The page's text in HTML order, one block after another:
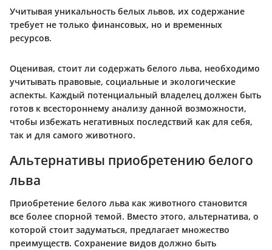
Учитывая уникальность белых львов, их содержание
требует не только финансовых, но и временных
ресурсов.
Оценивая, стоит ли содержать белого льва, необходимо
учитывать правовые, социальные и экологические
аспекты. Каждый потенциальный владелец должен быть
готов к всестороннему анализу данной возможности,
чтобы избежать негативных последствий как для себя,
так и для самого животного.
Альтернативы приобретению белого
льва
Приобретение белого льва как животного становится
все более спорной темой. Вместо этого, альтернатива, о
которой стоит задуматься, предлагает множество
преимуществ. Сохранение видов должно быть